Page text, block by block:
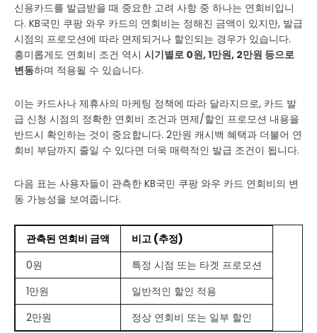
신용카드를 발급받을 때 중요한 고려 사항 중 하나는 연회비입니
다. KB국민 쿠팡 와우 카드의 연회비는 정해진 금액이 있지만, 발급
시점의 프로모션에 따라 면제되거나 할인되는 경우가 있습니다.
흥미롭게도 연회비 조건 역시 시기별로 0원, 1만원, 2만원 등으로
변동하며 적용될 수 있습니다.
이는 카드사나 제휴사의 마케팅 정책에 따라 달라지므로, 카드 발
급 신청 시점의 정확한 연회비 조건과 면제/할인 프로모션 내용을
반드시 확인하는 것이 중요합니다. 2만원 캐시백 혜택과 더불어 연
회비 부담까지 줄일 수 있다면 더욱 매력적인 발급 조건이 됩니다.
다음 표는 사용자들이 관측한 KB국민 쿠팡 와우 카드 연회비의 변
동 가능성을 보여줍니다.
관측된 연회비 금액
비고 (추정)
0원
특정 시점 또는 타겟 프로모션
1만원
일반적인 할인 적용
2만원
정상 연회비 또는 일부 할인